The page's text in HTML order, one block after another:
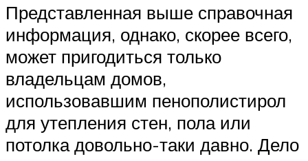
Представленная выше справочная
информация, однако, скорее всего,
может пригодиться только
владельцам домов,
использовавшим пенополистирол
для утепления стен, пола или
потолка довольно-таки давно. Дело